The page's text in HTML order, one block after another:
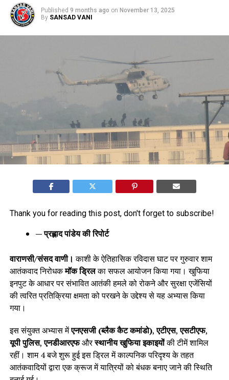
Published 9 months ago on November 13, 2025
By SANSAD VANI
Thank you for reading this post, don't forget to subscribe!
— प्रह्लाद पांडेय की रिपोर्ट
वाराणसी/संसद वाणी।काशी के ऐतिहासिक रविदास घाट पर गुरुवार शाम
आतंकवाद निरोधकमॉक ड्रिलका सफल आयोजन किया गया। खुफिया
इनपुट के आधार पर संभावित आतंकी हमले को रोकने और सुरक्षा एजेंसियों
की त्वरित प्रतिक्रिया क्षमता को परखने के उद्देश्य से यह अभ्यास किया
गया।
इस संयुक्त अभ्यास मेंएनएसजी (ब्लैक कैट कमांडो),एटीएस,एसटीएफ,
यूपी पुलिस,एनडीआरएफऔरस्थानीय खुफिया इकाइयोंकी टीमें शामिल
रहीं। शाम 4 बजे शुरू हुई इस ड्रिल में काल्पनिक परिदृश्य के तहत
आतंकवादियों द्वारा एक क्रूज में यात्रियों को बंधक बनाए जाने की स्थिति